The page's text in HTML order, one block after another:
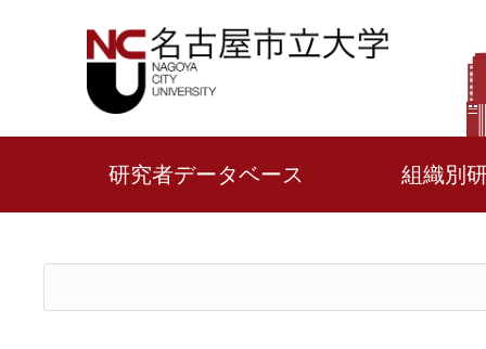
研究者データベース 組織別